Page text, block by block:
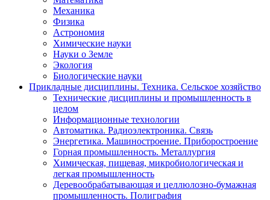
Механика
Физика
Астрономия
Химические науки
Науки о Земле
Экология
Биологические науки
Прикладные дисциплины. Техника. Сельское хозяйство
Технические дисциплины и промышленность в
целом
Информационные технологии
Автоматика. Радиоэлектроника. Связь
Энергетика. Машиностроение. Приборостроение
Горная промышленность. Металлургия
Химическая, пищевая, микробиологическая и
легкая промышленность
Деревообрабатывающая и целлюлозно-бумажная
промышленность. Полиграфия